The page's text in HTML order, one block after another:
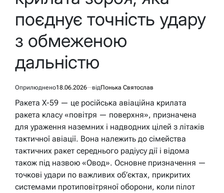
поєднує точність удару
з обмеженою
дальністю
Оприлюднено18.06.2026 відПонька Святослав
Ракета Х-59 — це російська авіаційна крилата
ракета класу «повітря — поверхня», призначена
для ураження наземних і надводних цілей з літаків
тактичної авіації. Вона належить до сімейства
тактичних ракет середнього радіусу дії і відома
також під назвою «Овод». Основне призначення —
точкові удари по важливих об’єктах, прикритих
системами протиповітряної оборони, коли пілот